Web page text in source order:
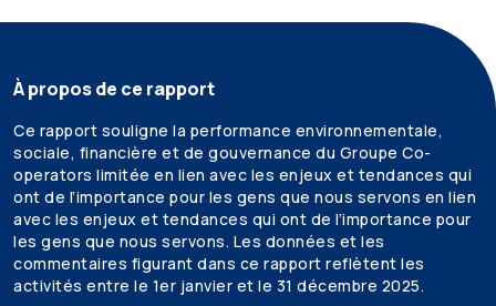
À propos de ce rapport
Ce rapport souligne la performance environnementale,
sociale, financière et de gouvernance du Groupe Co-
operators limitée en lien avec les enjeux et tendances qui
ont de l’importance pour les gens que nous servons en lien
avec les enjeux et tendances qui ont de l’importance pour
les gens que nous servons. Les données et les
commentaires figurant dans ce rapport reflètent les
activités entre le 1er janvier et le 31 décembre 2025.